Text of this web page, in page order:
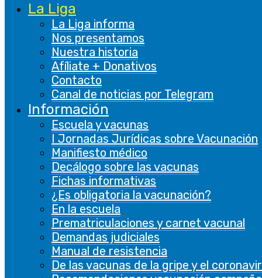
La Liga
La Liga informa
Nos presentamos
Nuestra historia
Afíliate + Donativos
Contacto
Canal de noticias por Telegram
Información
Escuela y vacunas
I Jornadas Jurídicas sobre Vacunación
Manifiesto médico
Decálogo sobre las vacunas
Fichas informativas
¿Es obligatoria la vacunación?
En la escuela
Prematriculaciones y carnet vacunal
Demandas judiciales
Manual de resistencia
De las vacunas de la gripe y el
contenido del sitio web en plataformas de
redes sociales, recopilar comentarios y otras
características de terceros.
De rendimiento
De rendimiento
Las cookies de rendimiento se utilizan para
comprender y analizar los índices de
rendimiento clave del sitio web, lo que ayuda a
brindar una mejor experiencia de usuario a los
visitantes.
Analíticas
Analíticas
Las cookies analíticas se utilizan para
comprender cómo los visitantes interactúan
con el sitio web. Estas cookies ayudan a
proporcionar información sobre métricas, el